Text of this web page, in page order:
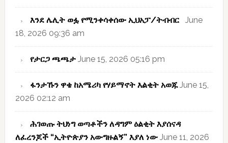
እንደ ሌሊት ወፏ የሚንቀሳቀሰው ኢህአፓ/ትብብር June
18, 2026 09:36 am
የታርጋ ጫጫታ June 15, 2026 05:16 pm
ፋንታኹን ዋቄ ከአሜሪካ የሃይማኖት እልቂት አወጁ June 15,
2026 02:12 am
ሕገወጡ ትህነግ ወጣቶችን ለዳግም ዕልቂት እያሰናዳ
ለፈረንጆች “ኢትዮጵያን አውግዙልኝ” እያለ ነው June 11, 2026